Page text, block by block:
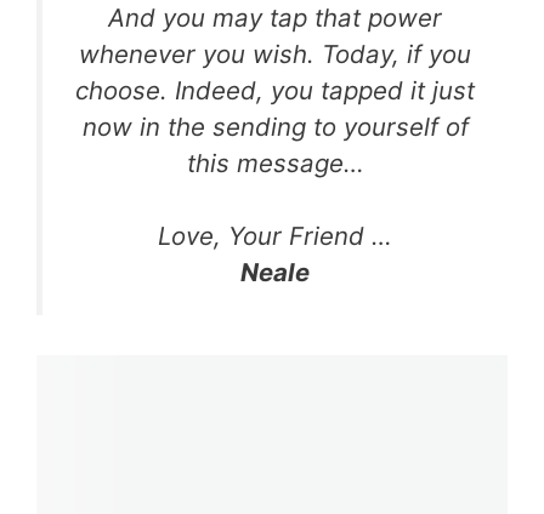
And you may tap that power
whenever you wish. Today, if you
choose. Indeed, you tapped it just
now in the sending to yourself of
this message…
Love, Your Friend …
Neale